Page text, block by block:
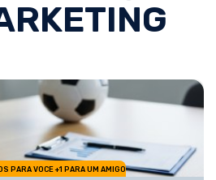
PARA VOCE +1 PARA UM AMIGO